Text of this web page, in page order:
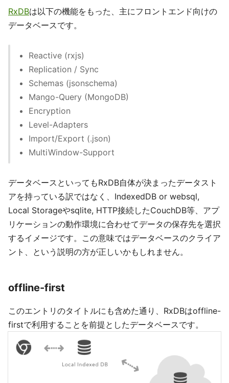
RxDBは以下の機能をもった、主にフロントエンド向けの
データベースです。
Reactive (rxjs)
Replication / Sync
Schemas (jsonschema)
Mango-Query (MongoDB)
Encryption
Level-Adapters
Import/Export (.json)
MultiWindow-Support
データベースといってもRxDB自体が決まったデータスト
アを持っている訳ではなく、IndexedDB or websql,
Local Storageやsqlite, HTTP接続したCouchDB等、アプ
リケーションの動作環境に合わせてデータの保存先を選択
するイメージです。この意味ではデータベースのクライア
ント、という説明の方が正しいかもしれません。
offline-first
このエントリのタイトルにも含めた通り、RxDBはoffline-
firstで利用することを前提としたデータベースです。